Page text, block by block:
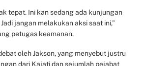
tepat. Ini kan sedang ada kunjungan
jangan melakukan aksi saat ini,”
petugas keamanan.
oleh Jakson, yang menyebut justru
dari Kajati dan sejumlah pejabat